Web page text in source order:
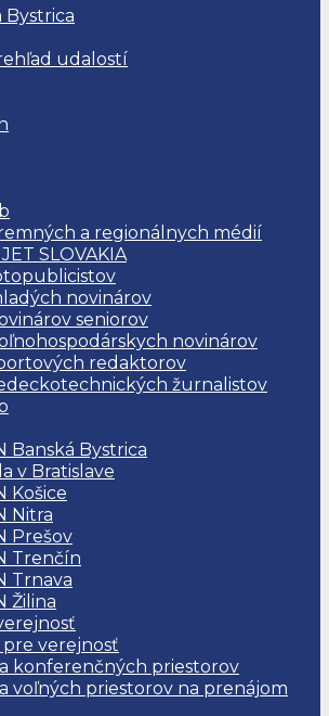
Bystrica
udalostí
a regionálnych médií
SLOVAKIA
novinárov
seniorov
novinárov
redaktorov
žurnalistov
Banská Bystrica
v Bratislave
Košice
Nitra
Prešov
Trenčín
Trnava
Žilina
verejnosť
konferenčných priestorov
voľných priestorov na prenájom